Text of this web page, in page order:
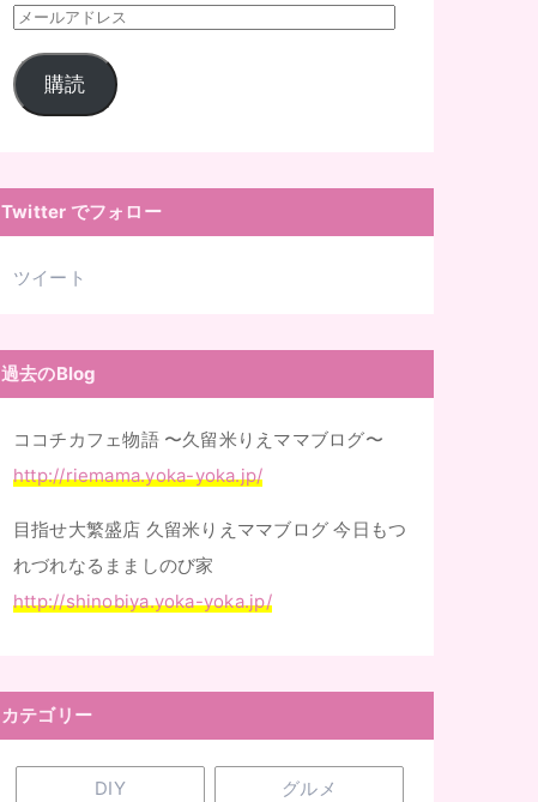
メ
ー
ル
レ
ス
購読
Twitter でフォロー
ツイート
過去のBlog
ココチカフェ物語 〜久留米りえママブログ〜
http://riemama.yoka-yoka.jp/
目指せ大繁盛店 久留米りえママブログ 今日もつ
れづれなるまましのび家
http://shinobiya.yoka-yoka.jp/
カテゴリー
DIY グルメ